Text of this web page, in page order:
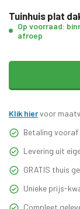
Tuinhuis plat
Op voorraad:
afroep
Klik hiervoor
Betaling vooraf
Levering uit
GRATIS thuis
Unieke prijs-
Compleet